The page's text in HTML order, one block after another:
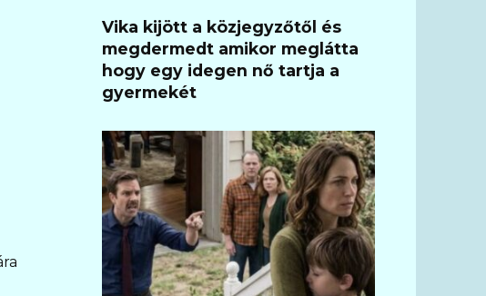
Vika kijött a közjegyzőtől és
megdermedt amikor meglátta
hogy egy idegen nő tartja a
gyermekét